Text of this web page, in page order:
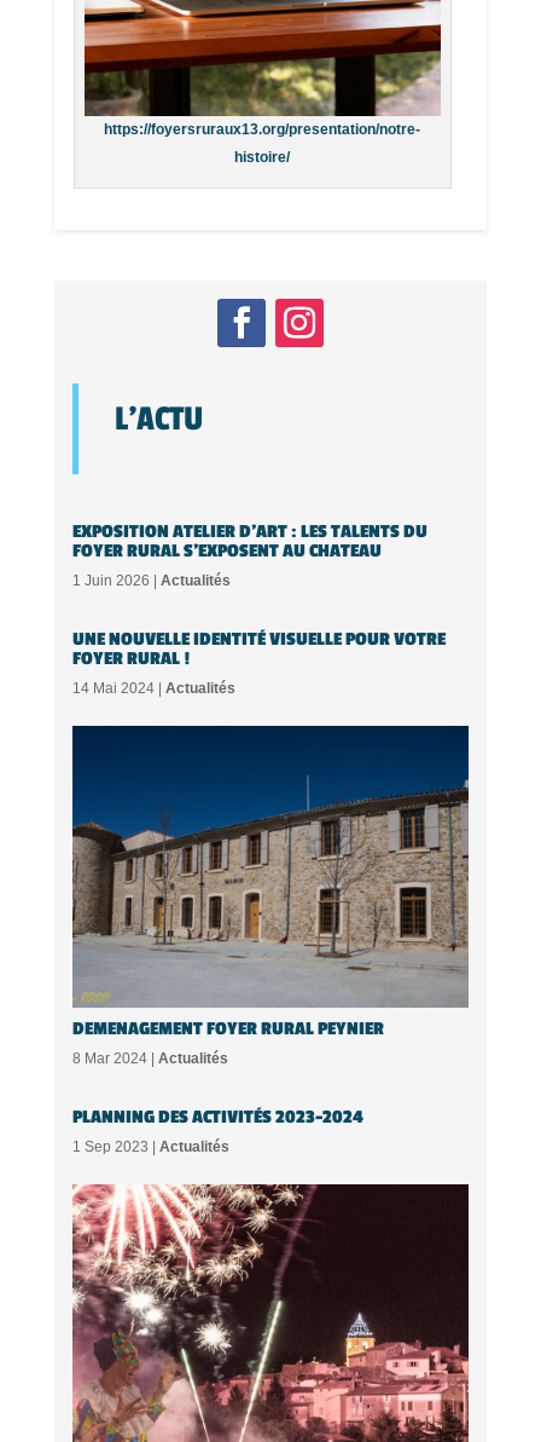
https://foyersruraux13.org/presentation/notre-
histoire/
L'ACTU
EXPOSITION ATELIER D’ART : LES TALENTS DU
FOYER RURAL S’EXPOSENT AU CHATEAU
1 Juin 2026 | Actualités
UNE NOUVELLE IDENTITÉ VISUELLE POUR VOTRE
FOYER RURAL !
14 Mai 2024 | Actualités
DEMENAGEMENT FOYER RURAL PEYNIER
8 Mar 2024 | Actualités
PLANNING DES ACTIVITÉS 2023-2024
1 Sep 2023 | Actualités